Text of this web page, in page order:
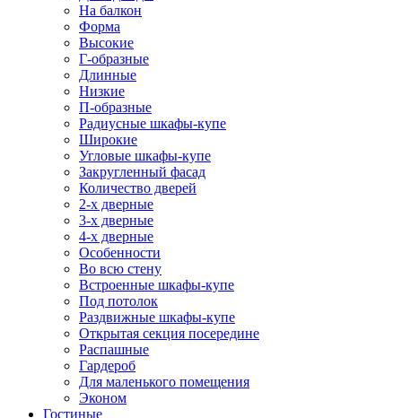
На балкон
Форма
Высокие
Г-образные
Длинные
Низкие
П-образные
Радиусные шкафы-купе
Широкие
Угловые шкафы-купе
Закругленный фасад
Количество дверей
2-х дверные
3-х дверные
4-х дверные
Особенности
Во всю стену
Встроенные шкафы-купе
Под потолок
Раздвижные шкафы-купе
Открытая секция посередине
Распашные
Гардероб
Для маленького помещения
Эконом
Гостиные